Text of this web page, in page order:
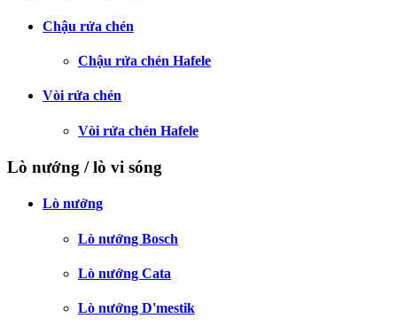
Chậu rửa chén
Chậu rửa chén Hafele
Vòi rửa chén
Vòi rửa chén Hafele
Lò nướng / lò vi sóng
Lò nướng
Lò nướng Bosch
Lò nướng Cata
Lò nướng D'mestik